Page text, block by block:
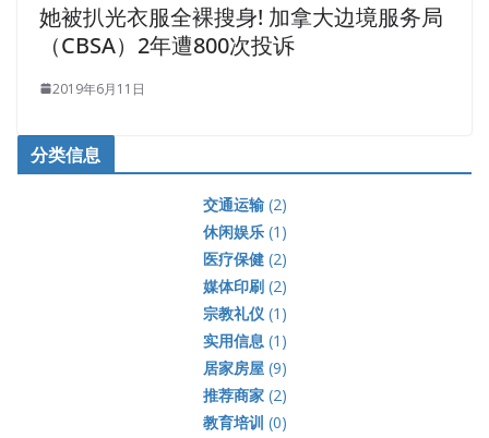
她被扒光衣服全裸搜身! 加拿大边境服务局
（CBSA）2年遭800次投诉
2019年6月11日
分类信息
交通运输(2)
休闲娱乐(1)
医疗保健(2)
媒体印刷(2)
宗教礼仪(1)
实用信息 (1)
居家房屋(9)
推荐商家(2)
教育培训 (0)